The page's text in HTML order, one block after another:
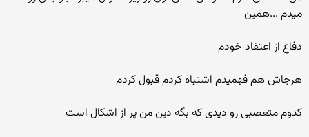
میدم ...همین
دفاع از اعتقاد خودم
هرجاش هم فهمیدم اشتباه کردم قبول کردم
کدوم متعصبی رو دیدی که بگه دین من پر از اشکال است